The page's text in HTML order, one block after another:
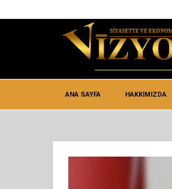
ANA SAYFA HAKKIMIZDA